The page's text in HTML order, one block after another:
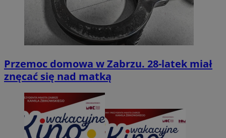
Przemoc domowa w Zabrzu. 28-latek miał
znęcać się nad matką